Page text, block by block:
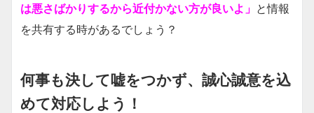
は悪さばかりするから近付かない方が良いよ」 と情報
を共有する時があるでしょう？
何事も決して嘘をつかず、誠心誠意を込
めて対応しよう！